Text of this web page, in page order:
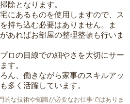
除となります。
にあるものを使用しますので、ス
持ち込む必要はありません。ま
あればお部屋の整理整頓も行いま
ロの目線での細やさを大切にサー
す。
ん、働きながら家事のスキルアッ
多く活躍しています。
的な技術や知識が必要なお仕事ではありま